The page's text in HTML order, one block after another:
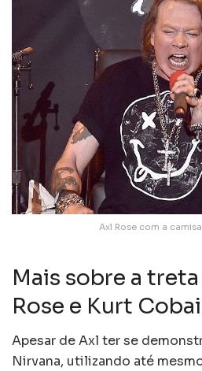
Axl Rose com a
Mais sobre a
Rose e Kurt
Apesar de Axl ter se
Nirvana, utilizando até